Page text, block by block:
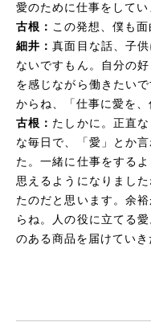
愛のために仕事をしてい
古根： この発想、僕も面
細井：真面目な話、子
ないですもん。自分の
を感じながら働きたい
からね、「仕事に愛を、
古根： たしかに。正直
な毎日で、「愛」とか
た。一緒に仕事をする
思えるようになりまし
たのだと思います。余
らね。人の役に立てる
のある商品を届けていき